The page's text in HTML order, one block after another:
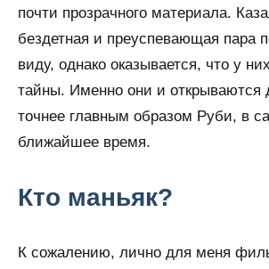
почти прозрачного материала.
бездетная и преуспевающая пара
виду, однако оказывается, что у
тайны. Именно они и открываются
точнее главным образом Руби, в
ближайшее время.
Кто маньяк?
К сожалению, лично для меня